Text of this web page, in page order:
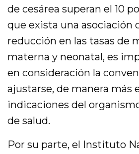
de cesárea superan el 10
que exista una asociación
reducción en las tasas de
materna y neonatal, es
en consideración la
ajustarse, de manera más
indicaciones del
de salud.
Por su parte, el Instituto